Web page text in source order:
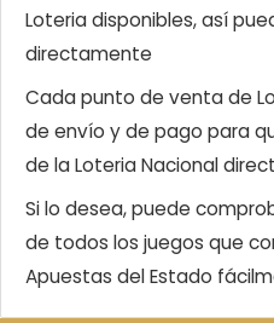
Loteria disponibles, así
directamente
Cada punto de venta de
de envío y de pago para
de la Loteria Nacional
Si lo desea, puede
de todos los juegos que
Apuestas del Estado